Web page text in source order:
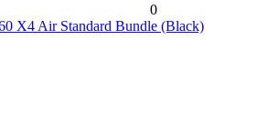
0
X4 Air Standard Bundle (Black)